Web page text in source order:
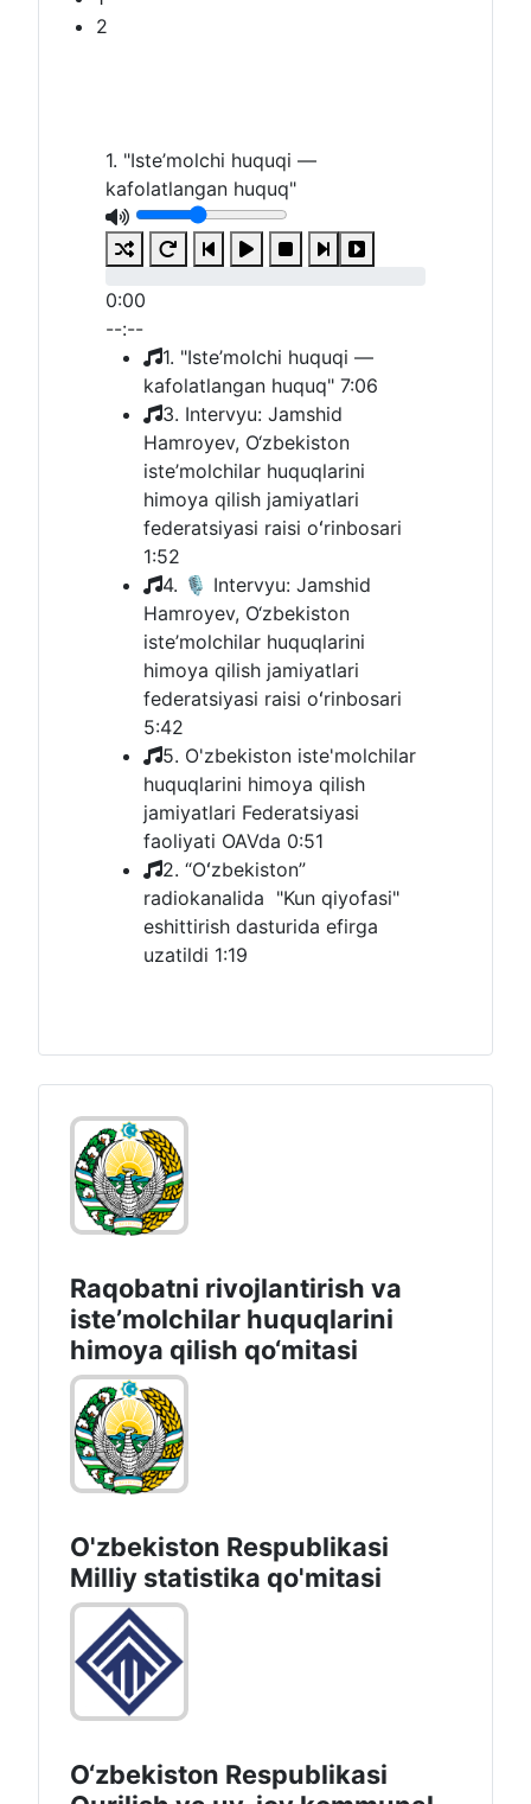
1. "Iste’molchi huquqi —
kafolatlangan huquq"
0:00
--:--
1. "Iste’molchi huquqi —
kafolatlangan huquq" 7:06
3. Intervyu: Jamshid
Hamroyev, O‘zbekiston
iste’molchilar huquqlarini
himoya qilish jamiyatlari
federatsiyasi raisi oʻrinbosari
1:52
4. 🎙 Intervyu: Jamshid
Hamroyev, O‘zbekiston
iste’molchilar huquqlarini
himoya qilish jamiyatlari
federatsiyasi raisi oʻrinbosari
5:42
5. O'zbekiston iste'molchilar
huquqlarini himoya qilish
jamiyatlari Federatsiyasi
faoliyati OAVda 0:51
2. “Oʻzbekiston”
radiokanalida "Kun qiyofasi"
eshittirish dasturida efirga
uzatildi 1:19
2
Raqobatni rivojlantirish va
isteʼmolchilar huquqlarini
himoya qilish qo‘mitasi
O'zbekiston Respublikasi
Milliy statistika qo'mitasi
O‘zbekiston Respublikasi